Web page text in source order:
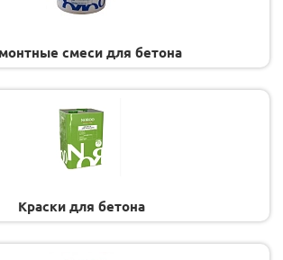
смеси для бетона
Краски для бетона